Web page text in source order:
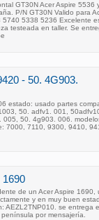
GT30N Acer Aspire 5536
P/N GT30N Valido para
5338 5236 Excelente
testeada en taller. Se
- 50. 4G903.
estado: usado partes
50. adfv1. 001,
005, 50. 4g903. 006.
7000, 7110, 9300, 9410,
1690
de un Acer Aspire 1690,
y en muy buen
AEZL2TNP010. se entrega
por mensajería.